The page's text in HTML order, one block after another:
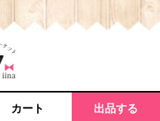
カート 出品する